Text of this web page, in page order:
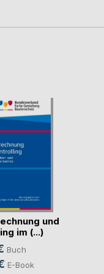
und
im (...)
Buch
E-Book